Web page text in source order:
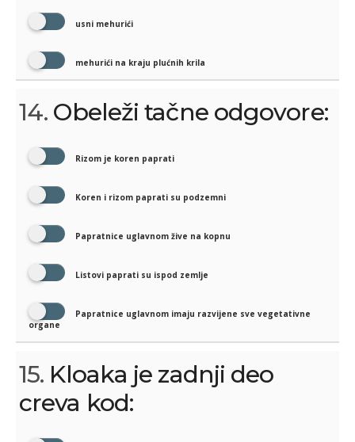
usni mehurići
mehurići na kraju plućnih krila
14. Obeleži tačne odgovore:
Rizom je koren paprati
Koren i rizom paprati su podzemni
Papratnice uglavnom žive na kopnu
Listovi paprati su ispod zemlje
Papratnice uglavnom imaju razvijene sve vegetativne
organe
15. Kloaka je zadnji deo
creva kod: